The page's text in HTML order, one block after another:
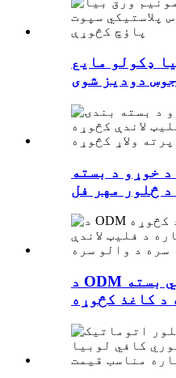
ډکولو مایع
خوړو د بسته
د ODM فابریکې چین د کافي بسته